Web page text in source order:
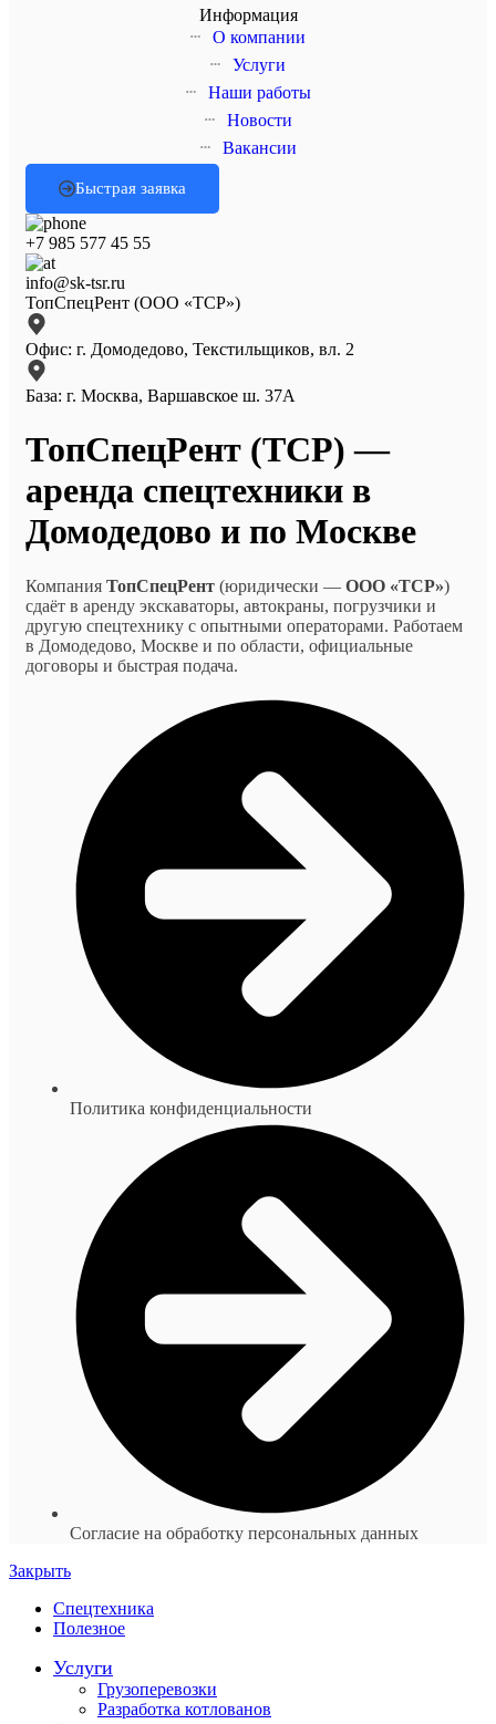
Информация
О компании
Услуги
Наши работы
Новости
Вакансии
Быстрая заявка
+7 985 577 45 55
info@sk-tsr.ru
ТопСпецРент (ООО «ТСР»)
Офис: г. Домодедово, Текстильщиков, вл. 2
База: г. Москва, Варшавское ш. 37А
ТопСпецРент (ТСР) —
аренда спецтехники в
Домодедово и по Москве
Компания ТопСпецРент (юридически — ООО «ТСР»)
сдаёт в аренду экскаваторы, автокраны, погрузчики и
другую спецтехнику с опытными операторами. Работаем
в Домодедово, Москве и по области, официальные
договоры и быстрая подача.
Политика конфиденциальности
Согласие на обработку персональных данных
Закрыть
Спецтехника
Полезное
Услуги
Грузоперевозки
Разработка котлованов